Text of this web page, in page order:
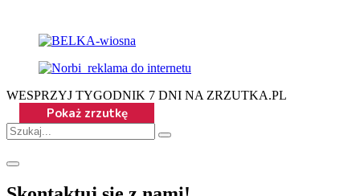
WESPRZYJ TYGODNIK 7 DNI NA ZRZUTKA.PL